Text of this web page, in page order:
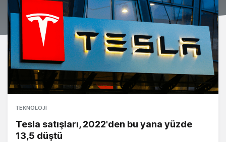
TEKNOLOJI
Tesla satışları, 2022'den bu yana yüzde
13,5 düştü